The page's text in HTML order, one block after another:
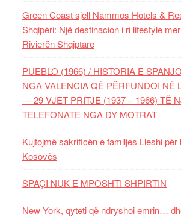
Green Coast sjell Nammos Hotels &
Shqipëri: Një destinacion i ri lifestyle
Rivierën Shqiptare
PUEBLO (1966) / HISTORIA E
NGA VALENCIA QË PËRFUNDOI NË
— 29 VJET PRITJE (1937 – 1966) TË
TELEFONATE NGA DY MOTRAT
Kujtojmë sakrificën e familjes Lleshi për
Kosovës
SPAÇI NUK E MPOSHTI SHPIRTIN
New York, qyteti që ndryshoi emrin…